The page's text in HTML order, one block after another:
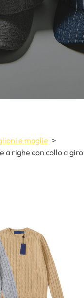
e maglie
a righe con collo a giro